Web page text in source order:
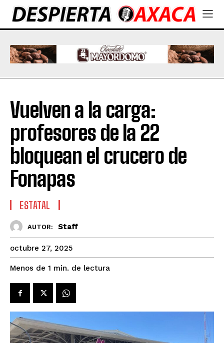
Vuelven a la carga:
profesores de la 22
bloquean el crucero de
Fonapas
ESTATAL
AUTOR: Staff
octubre 27, 2025
Menos de 1 min. de lectura